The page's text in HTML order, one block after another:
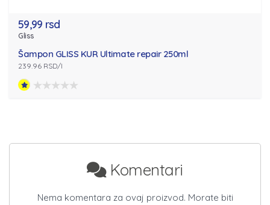
59,99 rsd
Gliss
Šampon GLISS KUR Ultimate repair 250ml
239.96 RSD/l
Komentari
Nema komentara za ovaj proizvod. Morate biti